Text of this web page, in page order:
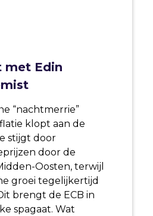
met Edin
“nachtmerrie”
klopt aan de
stijgt door
door de
Oosten, terwijl
groei tegelijkertijd
brengt de ECB in
spagaat. Wat